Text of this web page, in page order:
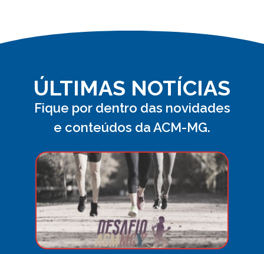
ÚLTIMAS NOTÍCIAS
Fique por dentro das novidades
e conteúdos da ACM-MG.